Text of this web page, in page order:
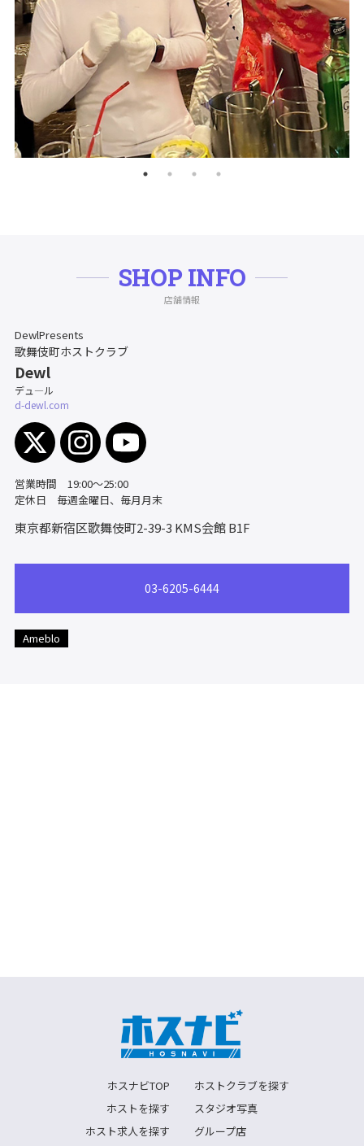
SHOP INFO
店舗情報
DewlPresents
歌舞伎町ホストクラブ
Dewl
デュ―ル
d-dewl.com
営業時間 19:00～25:00
定休日 毎週金曜日、毎月月末
東京都新宿区歌舞伎町2-39-3 KMS会館 B1F
03-6205-6444
Ameblo
ホスナビTOP
ホストクラブを探す
ホストを探す
スタジオ写真
ホスト求人を探す
グループ店